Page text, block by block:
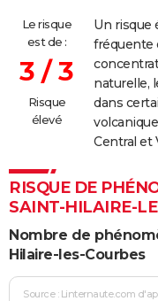
Le risque
est de :
3 / 3
Risque
élevé
Un risque
fréquente
naturelle,
dans
Central et
RISQUE DE
SAINT-HILAIRE-
Nombre de
Hilaire-les-Courbes
Source : Linternaute.com